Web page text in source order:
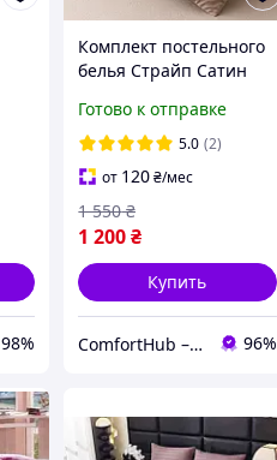
98%
Комплект постельного
белья Страйп Сатин
размер с простыней на
резинке
Готово к отправке
5.0 (2)
от 120₴/мес
1 200₴
1 550 ₴
Купить
ComfortHub – ваш дом, ваш комфорт, ваше тепло 96%